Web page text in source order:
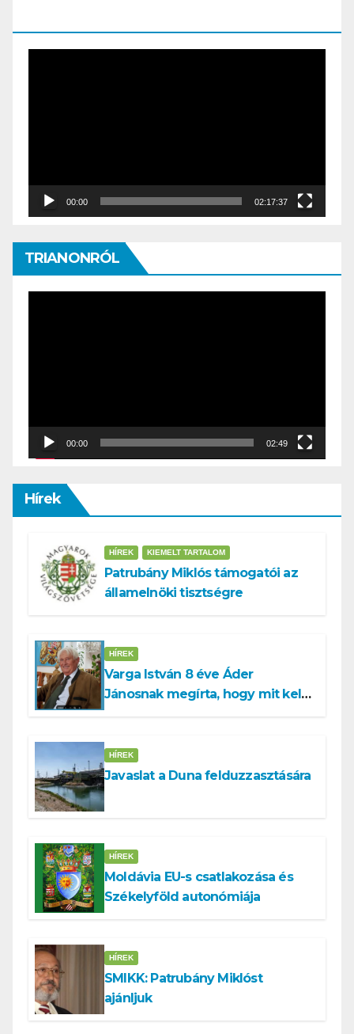
00:00 02:17:37
TRIANONRÓL
00:00 02:49
Hírek
HÍREK KIEMELT TARTALOM
Patrubány Miklós támogatói az
államelnöki tisztségre
HÍREK
Varga István 8 éve Áder
Jánosnak megírta, hogy mit kell
HÍREK
Javaslat a Duna felduzzasztására
HÍREK
Moldávia EU-s csatlakozása és
Székelyföld autonómiája
HÍREK
SMIKK: Patrubány Miklóst
ajánljuk